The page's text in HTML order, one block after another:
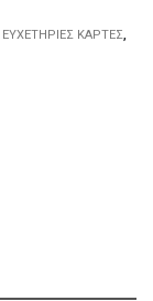
ΕΥΧΕΤΗΡΙΕΣ ΚΑΡΤΕΣ,